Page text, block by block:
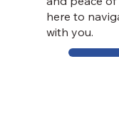
here to
with you.